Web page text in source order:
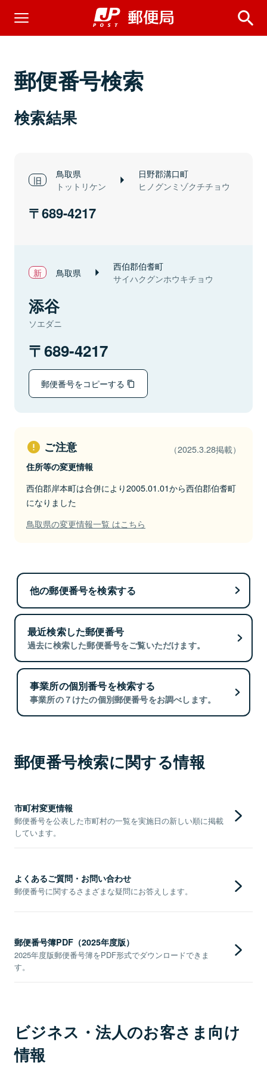
郵便番号検索
検索結果
鳥取県
トットリケン
日野郡溝口町
ヒノグンミゾクチチョウ
689-4217
鳥取県 西伯郡伯耆町
サイハクグンホウキチョウ
添谷
ソエダニ
689-4217
郵便番号をコピーする
ご注意 （2025.3.28掲載）
住所等の変更情報
西伯郡岸本町は合併により2005.01.01から西伯郡伯耆町
になりました
鳥取県の変更情報一覧 はこちら
他の郵便番号を検索する
最近検索した郵便番号
過去に検索した郵便番号をご覧いただけます。
事業所の個別番号を検索する
事業所の７けたの個別郵便番号をお調べします。
郵便番号検索に関する情報
市町村変更情報
郵便番号を公表した市町村の一覧を実施日の新しい順に掲載
しています。
よくあるご質問・お問い合わせ
郵便番号に関するさまざまな疑問にお答えします。
郵便番号簿PDF（2025年度版）
2025年度版郵便番号簿をPDF形式でダウンロードできま
す。
ビジネス・法人のお客さま向け
情報